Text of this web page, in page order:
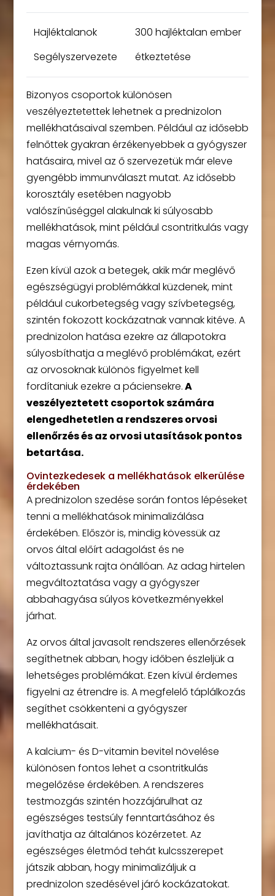
Hajléktalanok
Segélyszervezete
300 hajléktalan ember
étkeztetése
Bizonyos csoportok különösen
veszélyeztetettek lehetnek a prednizolon
mellékhatásaival szemben. Például az idősebb
felnőttek gyakran érzékenyebbek a gyógyszer
hatásaira, mivel az ő szervezetük már eleve
gyengébb immunválaszt mutat. Az idősebb
korosztály esetében nagyobb
valószínűséggel alakulnak ki súlyosabb
mellékhatások, mint például csontritkulás vagy
magas vérnyomás.
Ezen kívül azok a betegek, akik már meglévő
egészségügyi problémákkal küzdenek, mint
például cukorbetegség vagy szívbetegség,
szintén fokozott kockázatnak vannak kitéve. A
prednizolon hatása ezekre az állapotokra
súlyosbíthatja a meglévő problémákat, ezért
az orvosoknak különös figyelmet kell
fordítaniuk ezekre a páciensekre.A
veszélyeztetett csoportok számára
elengedhetetlen a rendszeres orvosi
ellenőrzés és az orvosi utasítások pontos
betartása.
Ovintezkedesek a mellékhatások elkerülése
érdekében
A prednizolon szedése során fontos lépéseket
tenni a mellékhatások minimalizálása
érdekében. Először is, mindig kövessük az
orvos által előírt adagolást és ne
változtassunk rajta önállóan. Az adag hirtelen
megváltoztatása vagy a gyógyszer
abbahagyása súlyos következményekkel
járhat.
Az orvos által javasolt rendszeres ellenőrzések
segíthetnek abban, hogy időben észleljük a
lehetséges problémákat. Ezen kívül érdemes
figyelni az étrendre is. A megfelelő táplálkozás
segíthet csökkenteni a gyógyszer
mellékhatásait.
A kalcium- és D-vitamin bevitel növelése
különösen fontos lehet a csontritkulás
megelőzése érdekében. A rendszeres
testmozgás szintén hozzájárulhat az
egészséges testsúly fenntartásához és
javíthatja az általános közérzetet. Az
egészséges életmód tehát kulcsszerepet
játszik abban, hogy minimalizáljuk a
prednizolon szedésével járó kockázatokat.